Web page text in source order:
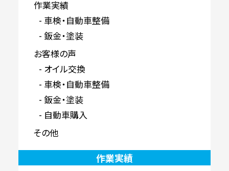
作業実績
車検・自動車整備
鈑金・塗装
お客様の声
オイル交換
車検・自動車整備
鈑金・塗装
自動車購入
その他
作業実績